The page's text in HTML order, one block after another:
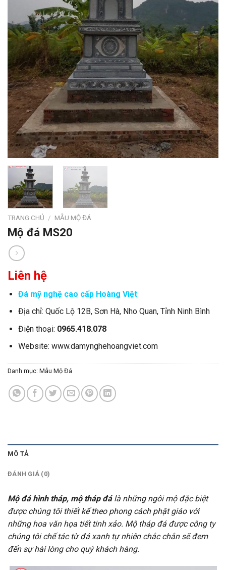
TRANG CHỦ / MẪU MỘ ĐÁ
Mộ đá MS20
Liên hệ
Đá mỹ nghệ cao cấp Hoàng Việt
Địa chỉ: Quốc Lộ 12B, Sơn Hà, Nho Quan, Tỉnh Ninh Bình
Điện thoại: 0965.418.078
Website: www.damynghehoangviet.com
Danh mục: Mẫu Mộ Đá
MÔ TẢ
ĐÁNH GIÁ (0)
Mộ đá hình tháp, mộ tháp đálà những ngôi mộ đặc biệt
được chúng tôi thiết kế theo phong cách phật giáo với
những hoa văn họa tiết tinh xảo. Mộ tháp đá được công ty
chúng tôi chế tác từ đá xanh tự nhiên chắc chắn sẽ đem
đến sự hài lòng cho quý khách hàng.